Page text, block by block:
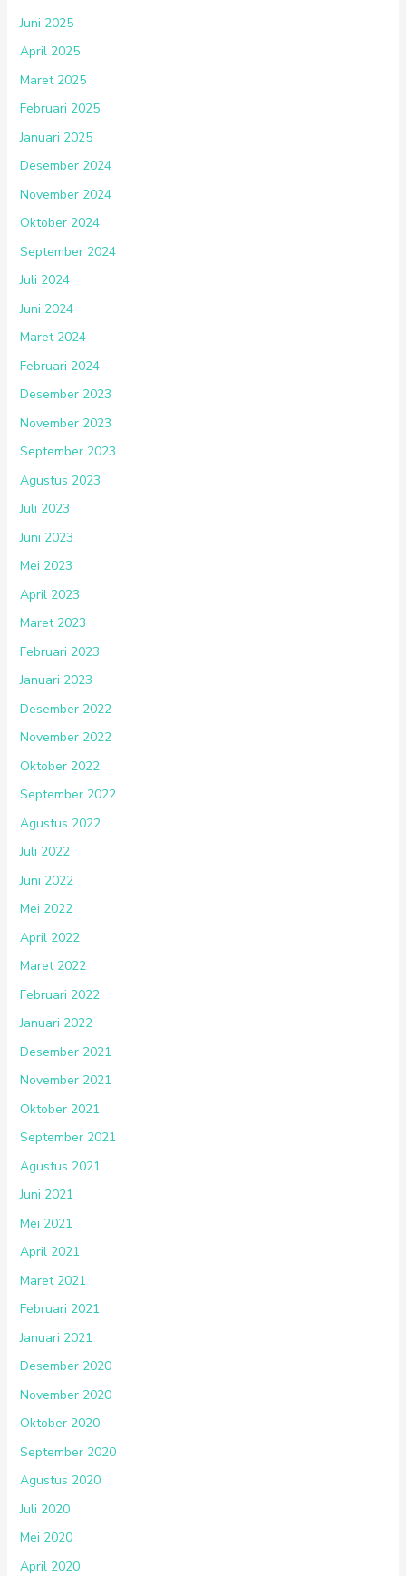
Juni 2025
April 2025
Maret 2025
Februari 2025
Januari 2025
Desember 2024
November 2024
Oktober 2024
September 2024
Juli 2024
Juni 2024
Maret 2024
Februari 2024
Desember 2023
November 2023
September 2023
Agustus 2023
Juli 2023
Juni 2023
Mei 2023
April 2023
Maret 2023
Februari 2023
Januari 2023
Desember 2022
November 2022
Oktober 2022
September 2022
Agustus 2022
Juli 2022
Juni 2022
Mei 2022
April 2022
Maret 2022
Februari 2022
Januari 2022
Desember 2021
November 2021
Oktober 2021
September 2021
Agustus 2021
Juni 2021
Mei 2021
April 2021
Maret 2021
Februari 2021
Januari 2021
Desember 2020
November 2020
Oktober 2020
September 2020
Agustus 2020
Juli 2020
Mei 2020
April 2020